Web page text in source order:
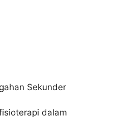
Sekunder
dalam